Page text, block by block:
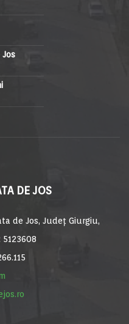
DE JOS
de Jos, Județ Giurgiu,
5123608